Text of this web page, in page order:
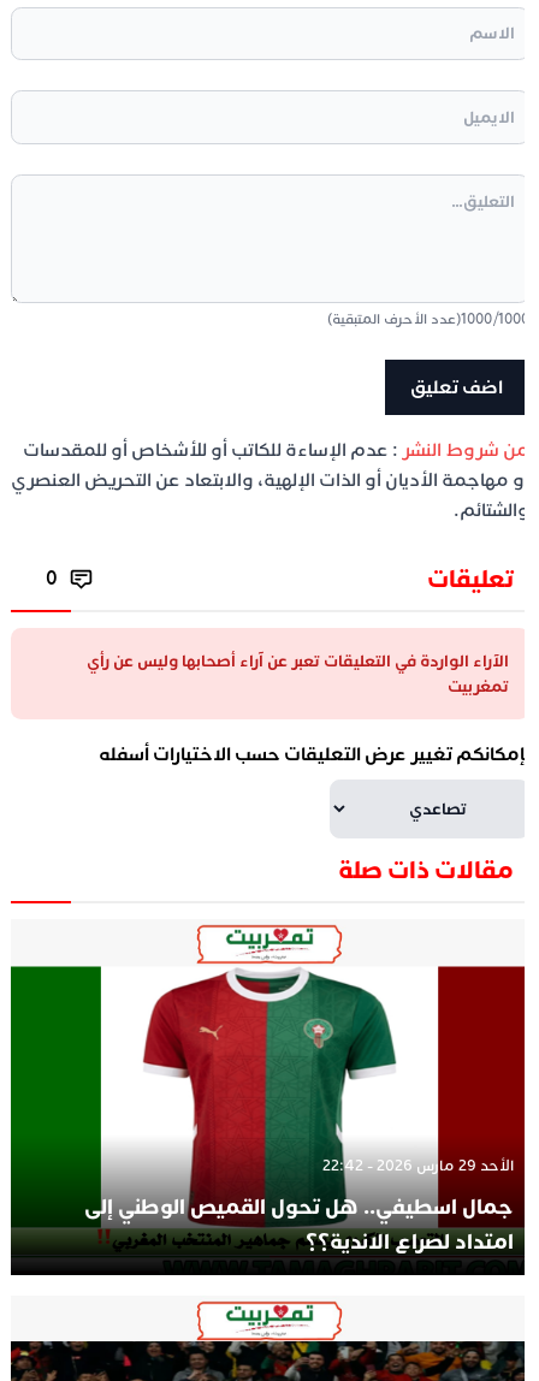
/
1000(عدد الأحرف المتبقية)
شروط النشر: عدم الإساءة للكاتب أو للأشخاص أو للمقدسات
مهاجمة الأديان أو الذات الإلهية، والابتعاد عن التحريض العنصري
تعليقات 0
الآراء الواردة في التعليقات تعبر عن آراء أصحابها وليس عن رأي
تمغربيت
تغيير عرض التعليقات حسب الاختيارات أسفله
مقالات ذات صلة
الأحد 29 مارس 2026 - 22:42
جمال اسطيفي.. هل تحول القميص الوطني إلى
امتداد لصراع الاندية؟؟